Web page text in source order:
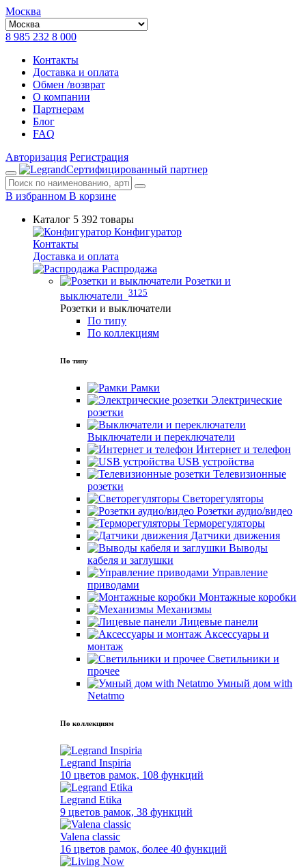
Москва
8 985 232 8 000
Контакты
Доставка и оплата
Обмен /возврат
О компании
Партнерам
Блог
FAQ
Авторизация Регистрация
Сертифицированный партнер
В избранном В корзине
Каталог 5 392 товары
Конфигуратор
Контакты
Доставка и оплата
Распродажа
Розетки и
выключатели 3125
Розетки и выключатели
По типу
По коллекциям
По типу
Рамки
Электрические
розетки
Выключатели и переключатели
Интернет и телефон
USB устройства
Телевизионные
розетки
Светорегуляторы
Розетки аудио/видео
Терморегуляторы
Датчики движения
Выводы
кабеля и заглушки
Управление
приводами
Монтажные коробки
Механизмы
Лицевые панели
Аксессуары и
монтаж
Светильники и
прочее
Умный дом with
Netatmo
По коллекциям
Legrand Inspiria
10 цветов рамок, 108 функций
Legrand Etika
9 цветов рамок, 38 функций
Valena classic
16 цветов рамок, более 40 функций